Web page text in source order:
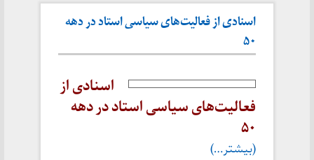
اسنادی از فعالیت‌های سیاسی استاد در دهه
۵۰
اسنادی از
فعالیت‌های سیاسی استاد در دهه
۵۰
(بیشتر…)